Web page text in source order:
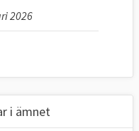
2026
i ämnet